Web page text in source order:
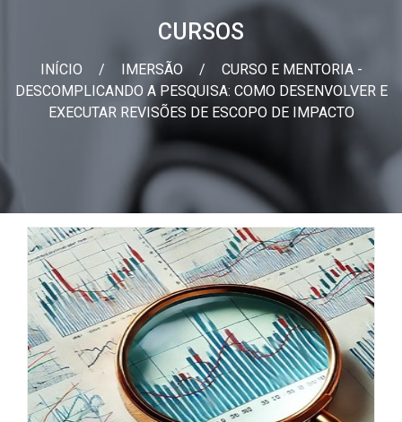
CURSOS
INÍCIO / IMERSÃO /
CURSO E MENTORIA -
DESCOMPLICANDO A PESQUISA: COMO DESENVOLVER E
EXECUTAR REVISÕES DE ESCOPO DE IMPACTO